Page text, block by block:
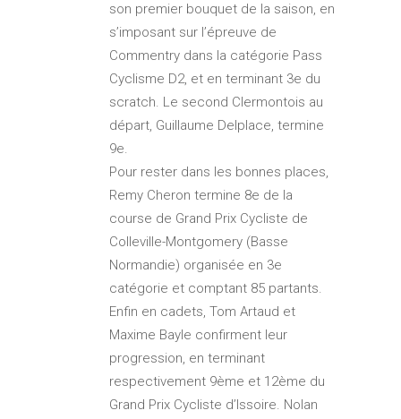
son premier bouquet de la saison, en
s’imposant sur l’épreuve de
Commentry dans la catégorie Pass
Cyclisme D2, et en terminant 3e du
scratch. Le second Clermontois au
départ, Guillaume Delplace, termine
9e.
Pour rester dans les bonnes places,
Remy Cheron termine 8e de la
course de Grand Prix Cycliste de
Colleville-Montgomery (Basse
Normandie) organisée en 3e
catégorie et comptant 85 partants.
Enfin en cadets, Tom Artaud et
Maxime Bayle confirment leur
progression, en terminant
respectivement 9ème et 12ème du
Grand Prix Cycliste d’Issoire. Nolan